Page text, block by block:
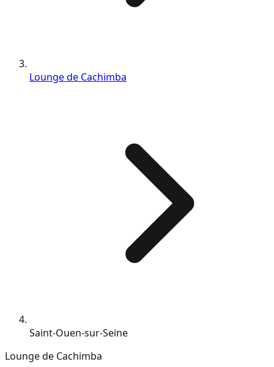
Lounge de Cachimba
Saint-Ouen-sur-Seine
Lounge de Cachimba